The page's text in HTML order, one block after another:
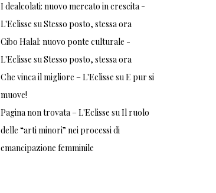
I dealcolati: nuovo mercato in crescita -
L'Eclisse suStesso posto, stessa ora
Cibo Halal: nuovo ponte culturale -
L'Eclisse suStesso posto, stessa ora
Che vinca il migliore – L'Eclisse suE pur si
muove!
Pagina non trovata – L'Eclisse suIl ruolo
delle “arti minori” nei processi di
emancipazione femminile